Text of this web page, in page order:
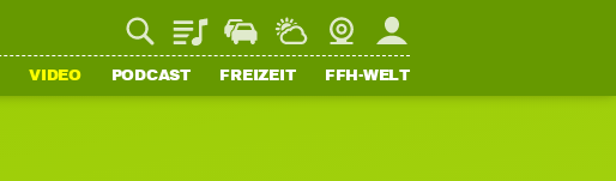
PlaylistStaupilotWetterWebcamMein FFH
VIDEO PODCAST FREIZEIT FFH-WELT